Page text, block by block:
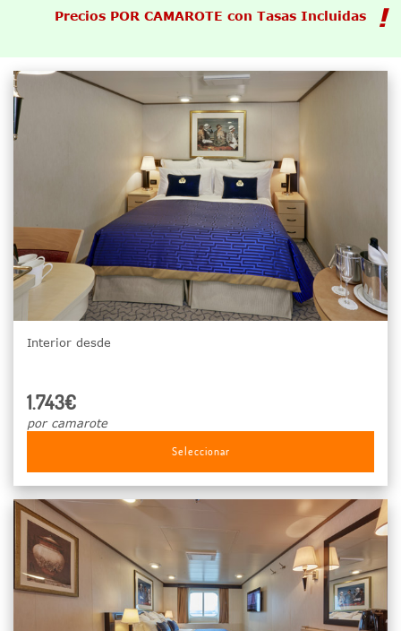
Precios POR CAMAROTE con Tasas Incluidas
Interior desde
1.743€
por camarote
Seleccionar